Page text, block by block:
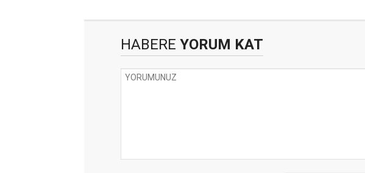
HABERE YORUM KAT